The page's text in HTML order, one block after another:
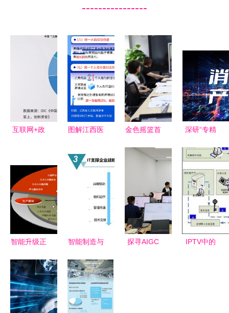
----------------
互联网+政
驱动数字政
府新生态
图解江西医
一”调整了
与你有关，
收藏这篇就
够了！
金色摇篮首
杯”游戏化
来总决赛
深耕教育创
新与数字内
容交汇点
深研“专精
放“小巨
人”能量, 原
力数字科技
为数字创意
产业示范发
展新方向
智能升级正
——“数字
化工厂建设
与规划”公
智能制造与
建设规划方
案 数字内
容制作服务
探寻AIGC
IPTV中的